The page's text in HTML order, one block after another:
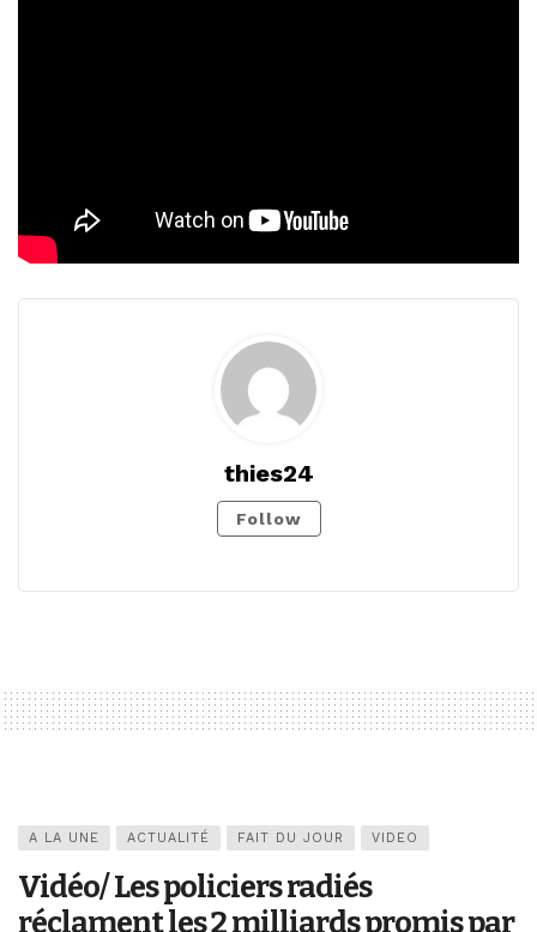
thies24
Follow
A LA UNE ACTUALITÉ FAIT DU JOUR VIDEO
Vidéo/ Les policiers radiés
réclament les 2 milliards promis par